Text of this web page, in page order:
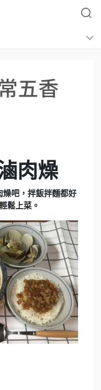
五香
肉燥
燥吧，拌飯拌麵都好
鬆上菜。